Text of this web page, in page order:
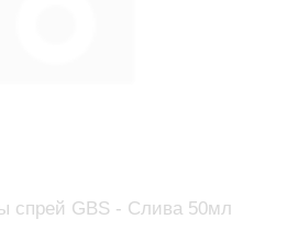
спрей GBS - Слива 50мл